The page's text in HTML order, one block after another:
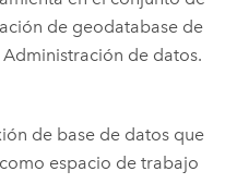
de geodatabase de
de datos.
de base de datos que
espacio de trabajo